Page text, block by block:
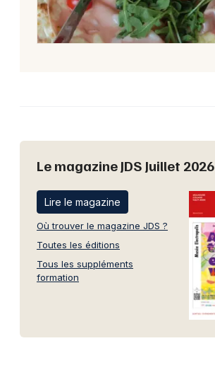
Le magazine JDS Juillet 2026
Lire le magazine
Où trouver le magazine JDS ?
Toutes les éditions
Tous les suppléments
formation